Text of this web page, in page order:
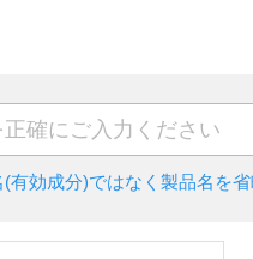
有効成分)ではなく 製品名を省